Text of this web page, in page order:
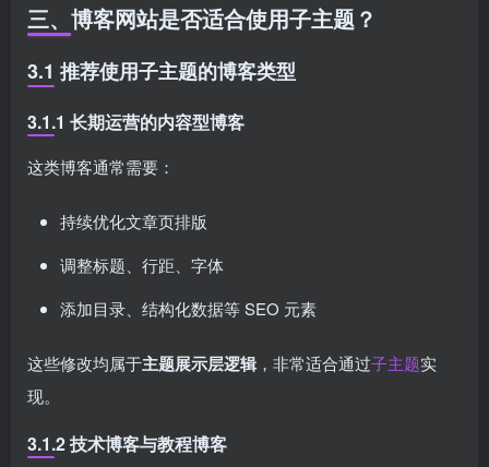
三、博客网站是否适合使用子主题？
3.1 推荐使用子主题的博客类型
3.1.1 长期运营的内容型博客
这类博客通常需要：
持续优化文章页排版
调整标题、行距、字体
添加目录、结构化数据等 SEO 元素
这些修改均属于主题展示层逻辑，非常适合通过子主题实
现。
3.1.2 技术博客与教程博客